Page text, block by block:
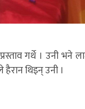
गर्थे । उनी भने
थिइन् उनी ।